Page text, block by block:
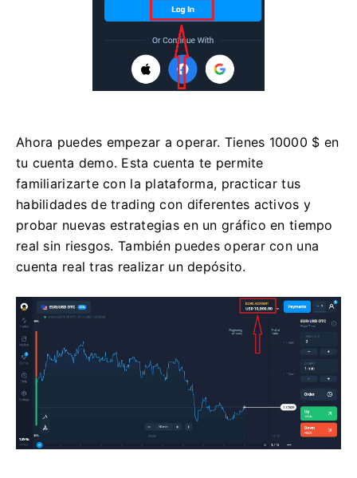
Ahora puedes empezar a operar. Tienes 10000 $ en
tu cuenta demo. Esta cuenta te permite
familiarizarte con la plataforma, practicar tus
habilidades de trading con diferentes activos y
probar nuevas estrategias en un gráfico en tiempo
real sin riesgos. También puedes operar con una
cuenta real tras realizar un depósito.